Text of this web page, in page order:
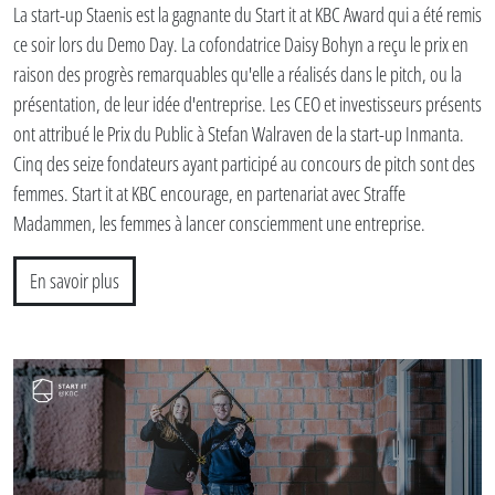
La start-up Staenis est la gagnante du Start it at KBC Award qui a été remis
ce soir lors du Demo Day. La cofondatrice Daisy Bohyn a reçu le prix en
raison des progrès remarquables qu'elle a réalisés dans le pitch, ou la
présentation, de leur idée d'entreprise. Les CEO et investisseurs présents
ont attribué le Prix du Public à Stefan Walraven de la start-up Inmanta.
Cinq des seize fondateurs ayant participé au concours de pitch sont des
femmes. Start it at KBC encourage, en partenariat avec Straffe
Madammen, les femmes à lancer consciemment une entreprise.
En savoir plus